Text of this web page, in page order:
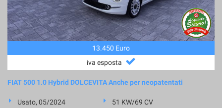
13.450 Euro
iva esposta
FIAT 500 1.0 Hybrid DOLCEVITA Anche per neopatentati
Usato, 05/2024
51 KW/69 CV